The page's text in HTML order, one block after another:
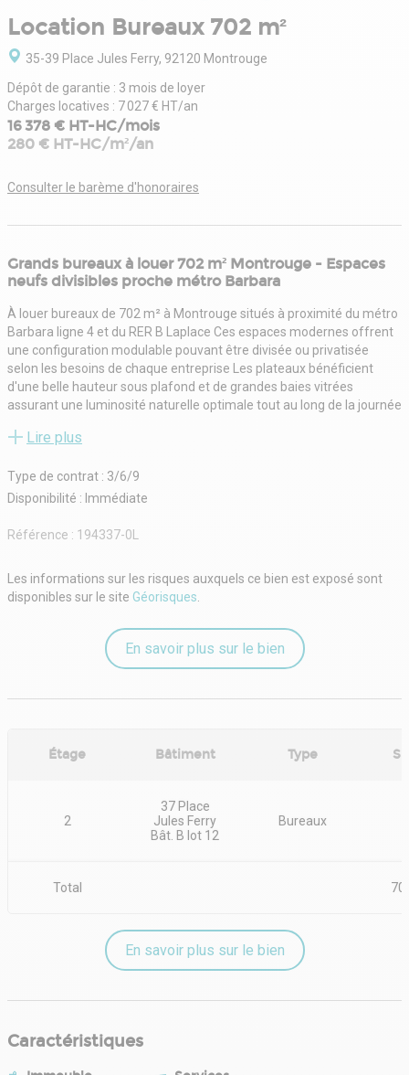
Location Bureaux 702 m²
35-39 Place Jules Ferry, 92120 Montrouge
Dépôt de garantie : 3 mois de loyer
Charges locatives : 7 027 € HT/an
16 378 € HT-HC/mois
280 € HT-HC/m²/an
Consulter le barème d'honoraires
Grands bureaux à louer 702 m² Montrouge - Espaces
neufs divisibles proche métro Barbara
À louer bureaux de 702 m² à Montrouge situés à proximité du métro
Barbara ligne 4 et du RER B Laplace Ces espaces modernes offrent
une configuration modulable pouvant être divisée ou privatisée
selon les besoins de chaque entreprise Les plateaux bénéficient
d'une belle hauteur sous plafond et de grandes baies vitrées
assurant une luminosité naturelle optimale tout au long de la journée
mesure avec la possibilité d'une participation du bailleur aux travaux
récent combine confort modernité et flexibilité dans un
environnement dynamique et recherché aux portes de Paris idéal
stratégique alliant accessibilité et qualité de vie au travail
Lire plus
Type de contrat : 3/6/9
Disponibilité : Immédiate
Référence : 194337-0L
Les informations sur les risques auxquels ce bien est exposé sont
disponibles sur le site Géorisques.
En savoir plus sur le bien
Étage Bâtiment Type
2
37 Place
Jules Ferry
Bât. B lot 12
Bureaux
Total
En savoir plus sur le bien
Caractéristiques